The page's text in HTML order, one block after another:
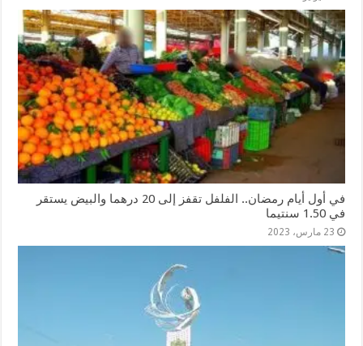
في أول أيام رمضان.. الفلفل تقفز إلى 20 درهما والبيض يستقر
في 1.50 سنتيما
23 مارس، 2023